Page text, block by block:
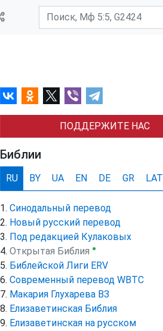
ПОДДЕРЖИТЕ НАС
Библии
RU BY UA EN DE GR LAT
Синодальный перевод
Новый русский перевод
Под редакцией Кулаковых
Открытая Библия ●
Библейской Лиги ERV
Cовременный перевод WBTC
Макария Глухарева ВЗ
Елизаветинская Библия
Елизаветинская на русском